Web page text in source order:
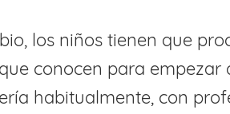
los niños tienen que
conocen para empezar
habitualmente, con